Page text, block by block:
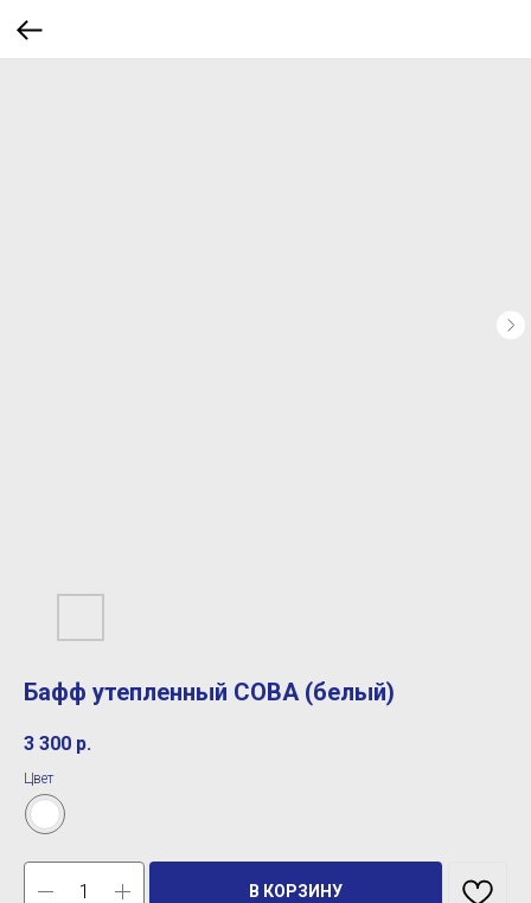
Бафф утепленный СОВА (белый)
3 300 р.
Цвет
В КОРЗИНУ